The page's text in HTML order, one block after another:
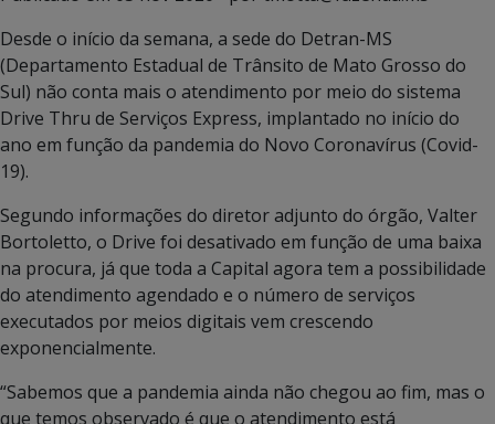
Desde o início da semana, a sede do Detran-MS
(Departamento Estadual de Trânsito de Mato Grosso do
Sul) não conta mais o atendimento por meio do sistema
Drive Thru de Serviços Express, implantado no início do
ano em função da pandemia do Novo Coronavírus (Covid-
19).
Segundo informações do diretor adjunto do órgão, Valter
Bortoletto, o Drive foi desativado em função de uma baixa
na procura, já que toda a Capital agora tem a possibilidade
do atendimento agendado e o número de serviços
executados por meios digitais vem crescendo
exponencialmente.
“Sabemos que a pandemia ainda não chegou ao fim, mas o
que temos observado é que o atendimento está